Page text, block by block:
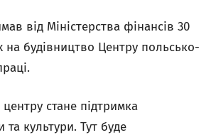
від Міністерства фінансів 30
на будівництво Центру польсько-
стане підтримка
та культури. Тут буде